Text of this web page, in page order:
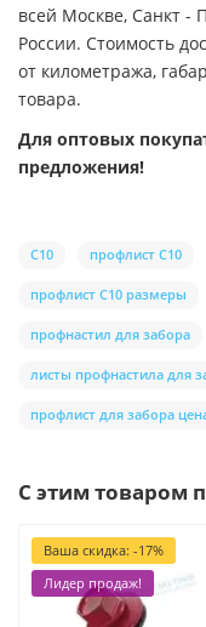
всей Москве, Санкт -
России. Стоимость
от километража,
товара.
Для оптовых
предложения!
С10 профлист С10
профлист С10 размеры
профнастил для забора
листы профнастила для
профлист для забора
С этим товаром
Ваша скидка: -17%
Лидер продаж!